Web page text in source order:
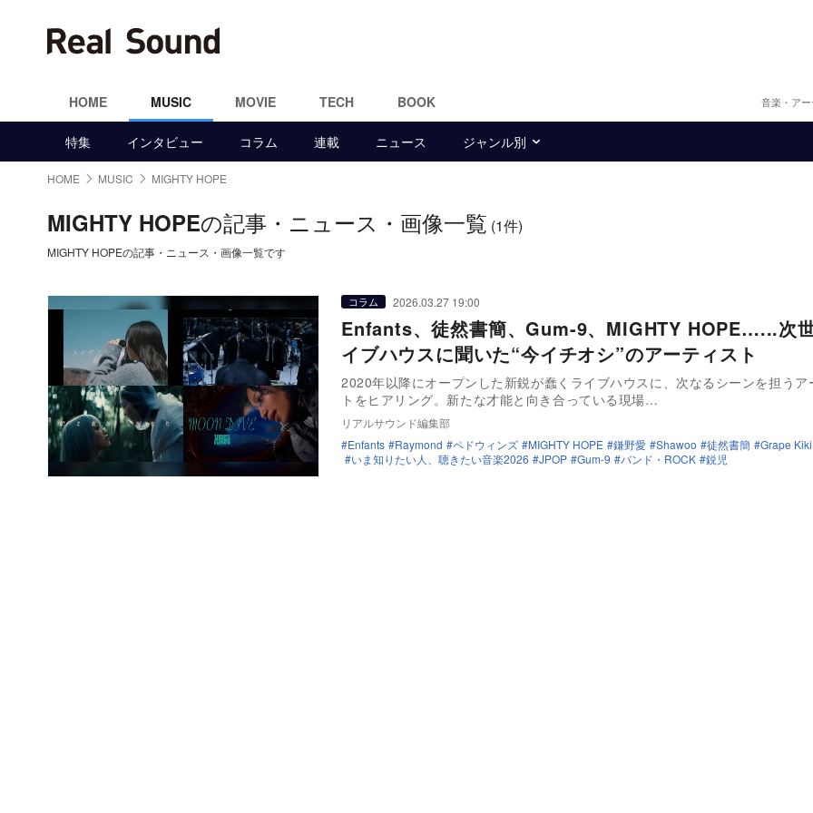
HOME MUSIC MOVIE TECH BOOK 音楽・ア
特集 インタビュー コラム 連載 ニュース ジャンル別
HOME MUSIC MIGHTY HOPE
MIGHTY HOPEの記事・ニュース・画像一覧 (1件)
MIGHTY HOPEの記事・ニュース・画像一覧です
コラム 2026.03.27 19:00
Enfants、徒然書簡、Gum-9、MIGHTY HOPE…...次
イブハウスに聞いた“今イチオシ”のアーティスト
2020年以降にオープンした新鋭が蠢くライブハウスに、次なるシーンを担うア
トをヒアリング。新たな才能と向き合っている現場…
リアルサウンド編集部
Enfants
Raymond ペドウィンズ MIGHTY HOPE 鎌野愛 Shawoo 徒然書簡
Grape Kiki
いま知りたい人、聴きたい音楽2026
JPOP Gum-9 バンド・ROCK 鋭児